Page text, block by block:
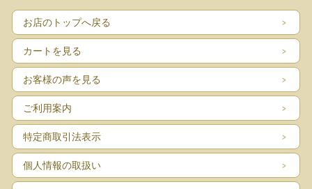
お店のトップへ戻る
カートを見る
お客様の声を見る
ご利用案内
特定商取引法表示
個人情報の取扱い